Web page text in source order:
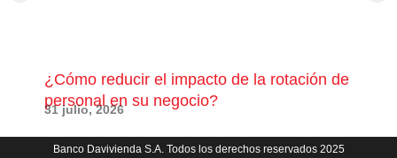
¿Cómo reducir el impacto de la rotación de
personal en su negocio?
31 julio, 2026
Banco Davivienda S.A. Todos los derechos reservados 2025